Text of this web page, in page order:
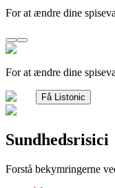
For at ændre dine
For at ændre dine
Få Listonic
Sundhedsrisici
Forstå bekymringerne